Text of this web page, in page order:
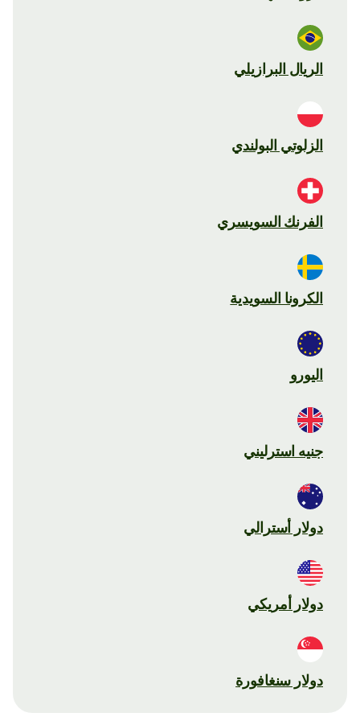
الريال البرازيلي
الزلوتي البولندي
الفرنك السويسري
الكرونا السويدية
اليورو
جنيه استرليني
دولار أسترالي
دولار أمريكي
دولار سنغافورة